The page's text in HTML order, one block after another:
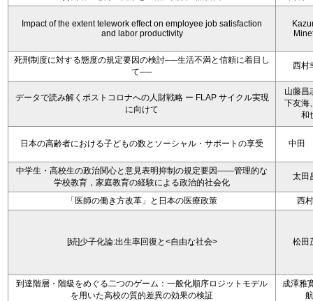
Impact of the extent telework effect on employee job satisfaction
and labor productivity
死刑制度に対する態度の規定要因の検討──生活不満と信頼に着目し
て──
西村
データで読み解くポストコロナへの人財戦略 ー FLAP サイクル実現
に向けて
山藤昌
下友海
和
日本の高齢者における子どもの数とソーシャル・サポートの享受 中田
中学生・高校生の政治関心と意見表明抑制の規定要因――管理的な
学校教育，家庭教育の経験による政治的社会化
太田
「医師の働き方改革」と日本の医療政策 西
[続]少子化論:出生率回復と<自由な社会> 松田
到達階層・階級をめぐる二つのゲーム：一般化順序ロジットモデル
を用いた高校の質的差異の効果の検証
成澤雅
航